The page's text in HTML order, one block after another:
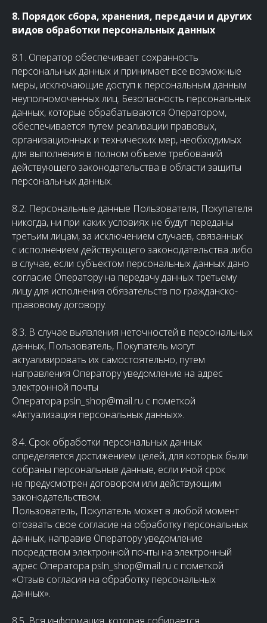
8. Порядок сбора, хранения, передачи и других
видов обработки персональных данных
8.1. Оператор обеспечивает сохранность
персональных данных и принимает все возможные
меры, исключающие доступ к персональным данным
неуполномоченных лиц. Безопасность персональных
данных, которые обрабатываются Оператором,
обеспечивается путем реализации правовых,
организационных и технических мер, необходимых
для выполнения в полном объеме требований
действующего законодательства в области защиты
персональных данных.
8.2. Персональные данные Пользователя, Покупателя
никогда, ни при каких условиях не будут переданы
третьим лицам, за исключением случаев, связанных
с исполнением действующего законодательства либо
в случае, если субъектом персональных данных дано
согласие Оператору на передачу данных третьему
лицу для исполнения обязательств по гражданско-
правовому договору.
8.3. В случае выявления неточностей в персональных
данных, Пользователь, Покупатель могут
актуализировать их самостоятельно, путем
направления Оператору уведомление на адрес
электронной почты
Оператора psln_shop@mail.ru с пометкой
«Актуализация персональных данных».
8.4. Срок обработки персональных данных
определяется достижением целей, для которых были
собраны персональные данные, если иной срок
не предусмотрен договором или действующим
законодательством.
Пользователь, Покупатель может в любой момент
отозвать свое согласие на обработку персональных
данных, направив Оператору уведомление
посредством электронной почты на электронный
адрес Оператора psln_shop@mail.ru с пометкой
«Отзыв согласия на обработку персональных
данных».